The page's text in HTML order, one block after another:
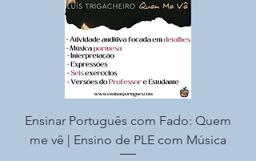
Ensinar Português com Fado: Quem
me vê | Ensino de PLE com Música